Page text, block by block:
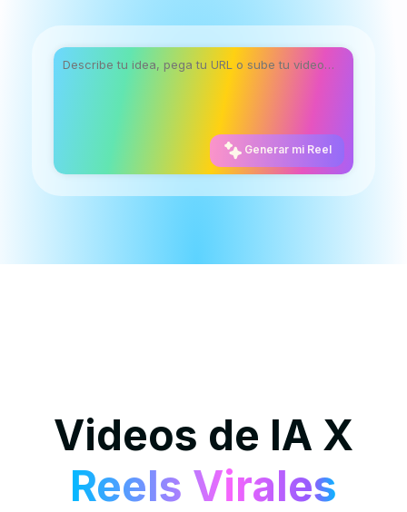
Generar mi Reel
Videos de IA X
Reels Virales